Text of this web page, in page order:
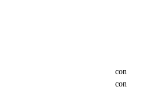
con
con